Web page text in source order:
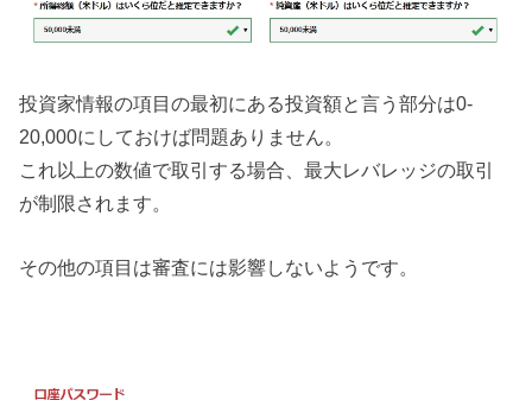
投資家情報の項目の最初にある投資額と言う部分は0-
20,000にしておけば問題ありません。
これ以上の数値で取引する場合、最大レバレッジの取引
が制限されます。
その他の項目は審査には影響しないようです。